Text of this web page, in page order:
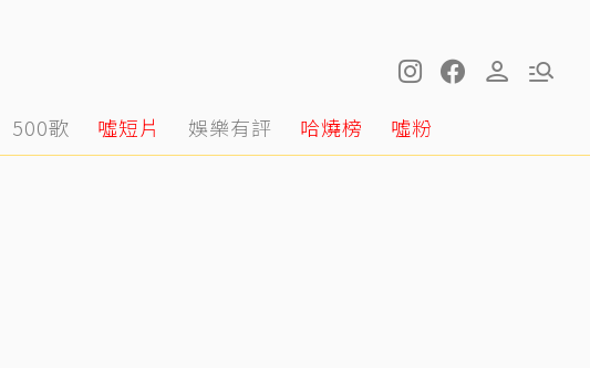
500歌 噓短片 娛樂有評 哈燒榜 噓粉